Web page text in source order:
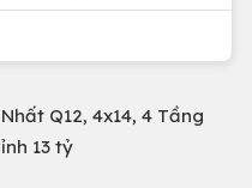
Q12, 4x14, 4 Tầng
13 tỷ